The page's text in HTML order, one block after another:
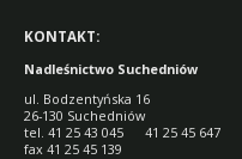
KONTAKT:
Nadleśnictwo Suchedniów
ul. Bodzentyńska 16
26-130 Suchedniów
tel. 41 25 43 045 41 25 45 647
fax 41 25 45 139